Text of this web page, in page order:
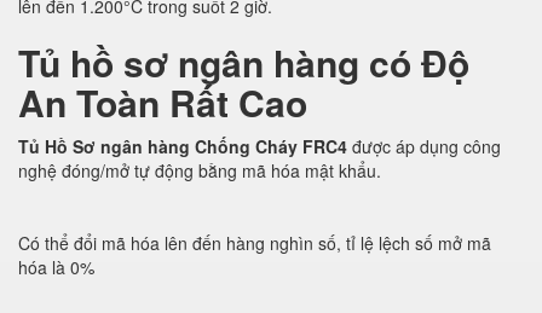
lên đến 1.200°C trong suốt 2 giờ.
Tủ hồ sơ ngân hàng có Độ
An Toàn Rất Cao
Tủ Hồ Sơ ngân hàng Chống Cháy FRC4 được áp dụng công
nghệ đóng/mở tự động bằng mã hóa mật khẩu.
Có thể đổi mã hóa lên đến hàng nghìn số, tỉ lệ lệch số mở mã
hóa là 0%